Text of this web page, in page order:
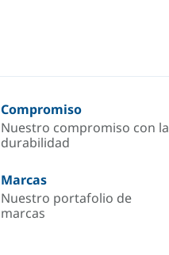
Compromiso
Nuestro compromiso con la
durabilidad
Marcas
Nuestro portafolio de
marcas